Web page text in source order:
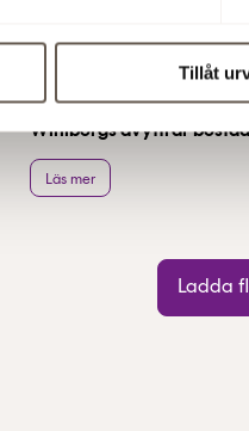
Tillåt
Wihlborgs avyttrar
Läs mer
Ladda